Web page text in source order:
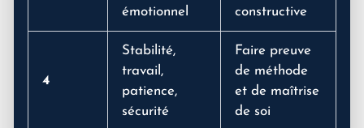
émotionnel
constructive
4
Stabilité,
travail,
patience,
sécurité
Faire preuve
de méthode
et de maîtrise
de soi